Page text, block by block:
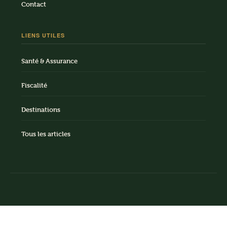
Contact
LIENS UTILES
Santé & Assurance
Fiscalité
Destinations
Tous les articles